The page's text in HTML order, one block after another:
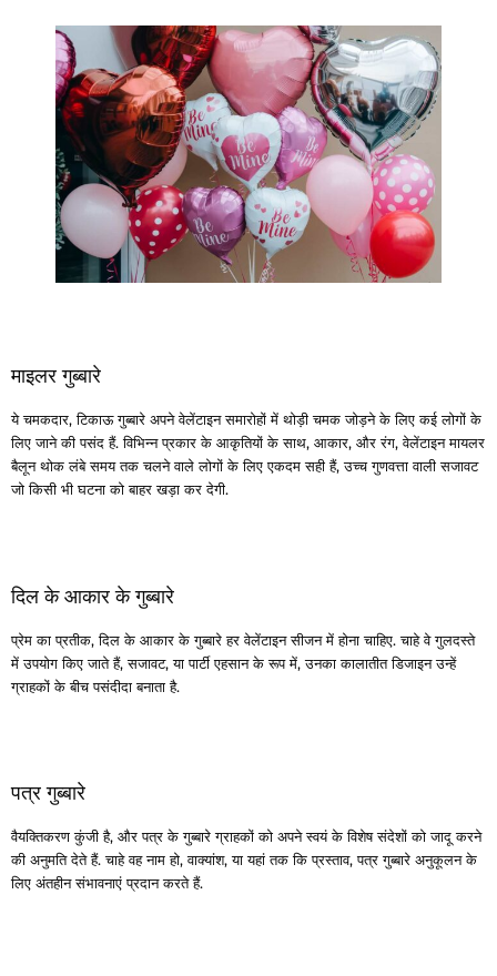
माइलर गुब्बारे
ये चमकदार, टिकाऊ गुब्बारे अपने वेलेंटाइन समारोहों में थोड़ी चमक जोड़ने के लिए कई लोगों के
लिए जाने की पसंद हैं. विभिन्न प्रकार के आकृतियों के साथ, आकार, और रंग, वेलेंटाइन मायलर
बैलून थोक लंबे समय तक चलने वाले लोगों के लिए एकदम सही हैं, उच्च गुणवत्ता वाली सजावट
जो किसी भी घटना को बाहर खड़ा कर देगी.
दिल के आकार के गुब्बारे
प्रेम का प्रतीक, दिल के आकार के गुब्बारे हर वेलेंटाइन सीजन में होना चाहिए. चाहे वे गुलदस्ते
में उपयोग किए जाते हैं, सजावट, या पार्टी एहसान के रूप में, उनका कालातीत डिजाइन उन्हें
ग्राहकों के बीच पसंदीदा बनाता है.
पत्र गुब्बारे
वैयक्तिकरण कुंजी है, और पत्र के गुब्बारे ग्राहकों को अपने स्वयं के विशेष संदेशों को जादू करने
की अनुमति देते हैं. चाहे वह नाम हो, वाक्यांश, या यहां तक ​​कि प्रस्ताव, पत्र गुब्बारे अनुकूलन के
लिए अंतहीन संभावनाएं प्रदान करते हैं.